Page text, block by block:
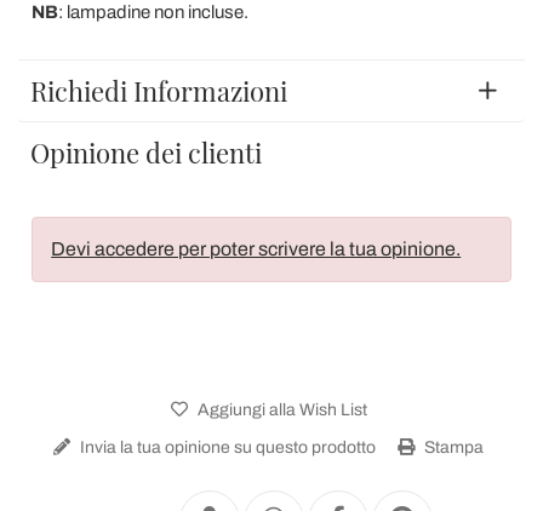
NB: lampadine non incluse.
Richiedi Informazioni
Opinione dei clienti
Devi accedere per poter scrivere la tua opinione.
Aggiungi alla Wish List
Invia la tua opinione su questo prodotto Stampa